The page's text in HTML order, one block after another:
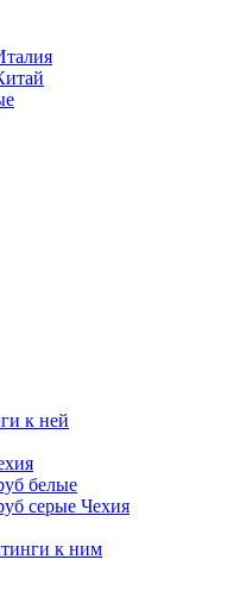
к ней
белые
серые Чехия
к ним